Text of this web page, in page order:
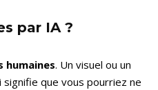
par IA ?
humaines. Un visuel ou un
que vous pourriez ne